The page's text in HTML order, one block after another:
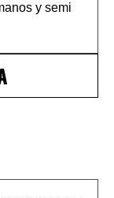
y semi